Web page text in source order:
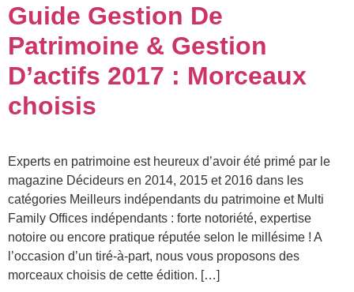
Guide Gestion De
Patrimoine & Gestion
D’actifs 2017 : Morceaux
choisis
Experts en patrimoine est heureux d’avoir été primé par le
magazine Décideurs en 2014, 2015 et 2016 dans les
catégories Meilleurs indépendants du patrimoine et Multi
Family Offices indépendants : forte notoriété, expertise
notoire ou encore pratique réputée selon le millésime ! A
l’occasion d’un tiré-à-part, nous vous proposons des
morceaux choisis de cette édition. […]